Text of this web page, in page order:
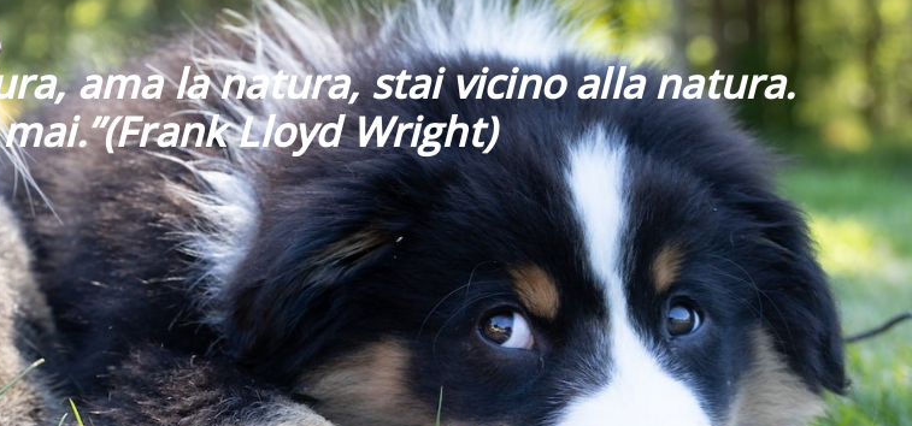
ama la natura, stai vicino alla natura.
.”(Frank Lloyd Wright)